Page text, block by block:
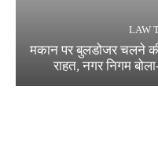
LAW
मकान पर बुलडोजर चलने
राहत, नगर निगम